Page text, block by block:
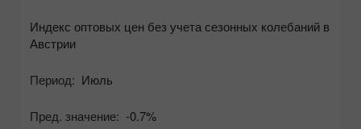
Индекс оптовых цен без учета сезонных колебаний в
Австрии
Период: Июль
Пред. значение: -0.7%